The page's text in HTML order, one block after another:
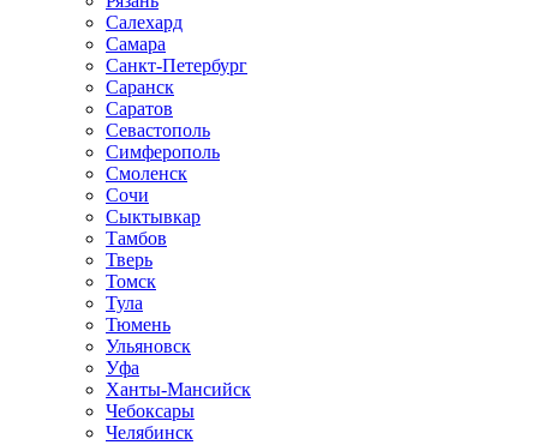
Салехард
Самара
Санкт-Петербург
Саранск
Саратов
Севастополь
Симферополь
Смоленск
Сочи
Сыктывкар
Тамбов
Тверь
Томск
Тула
Тюмень
Ульяновск
Уфа
Ханты-Мансийск
Чебоксары
Челябинск